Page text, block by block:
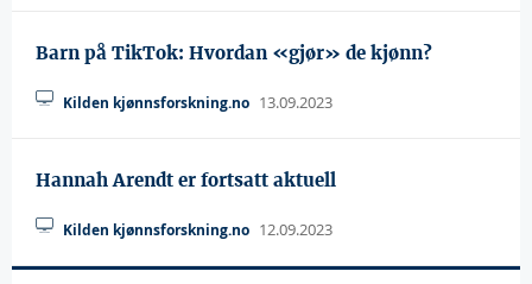
Barn på TikTok: Hvordan «gjør» de kjønn?
Kilden kjønnsforskning.no 13.09.2023
Hannah Arendt er fortsatt aktuell
Kilden kjønnsforskning.no 12.09.2023